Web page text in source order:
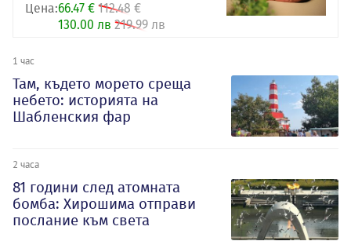
Цена:66.47 € 112.48 €
130.00 лв 219.99 лв
1 час
Там, където морето среща
небето: историята на
Шабленския фар
2 часа
81 години след атомната
бомба: Хирошима отправи
послание към света